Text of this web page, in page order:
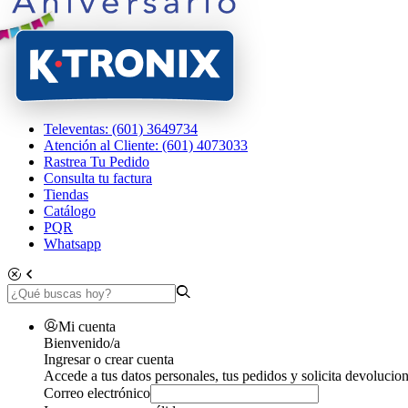
Televentas: (601) 3649734
Atención al Cliente: (601) 4073033
Rastrea Tu Pedido
Consulta tu factura
Tiendas
Catálogo
PQR
Whatsapp
Mi cuenta
Bienvenido/a
Ingresar o crear cuenta
Accede a tus datos personales, tus pedidos y solicita
Correo electrónico